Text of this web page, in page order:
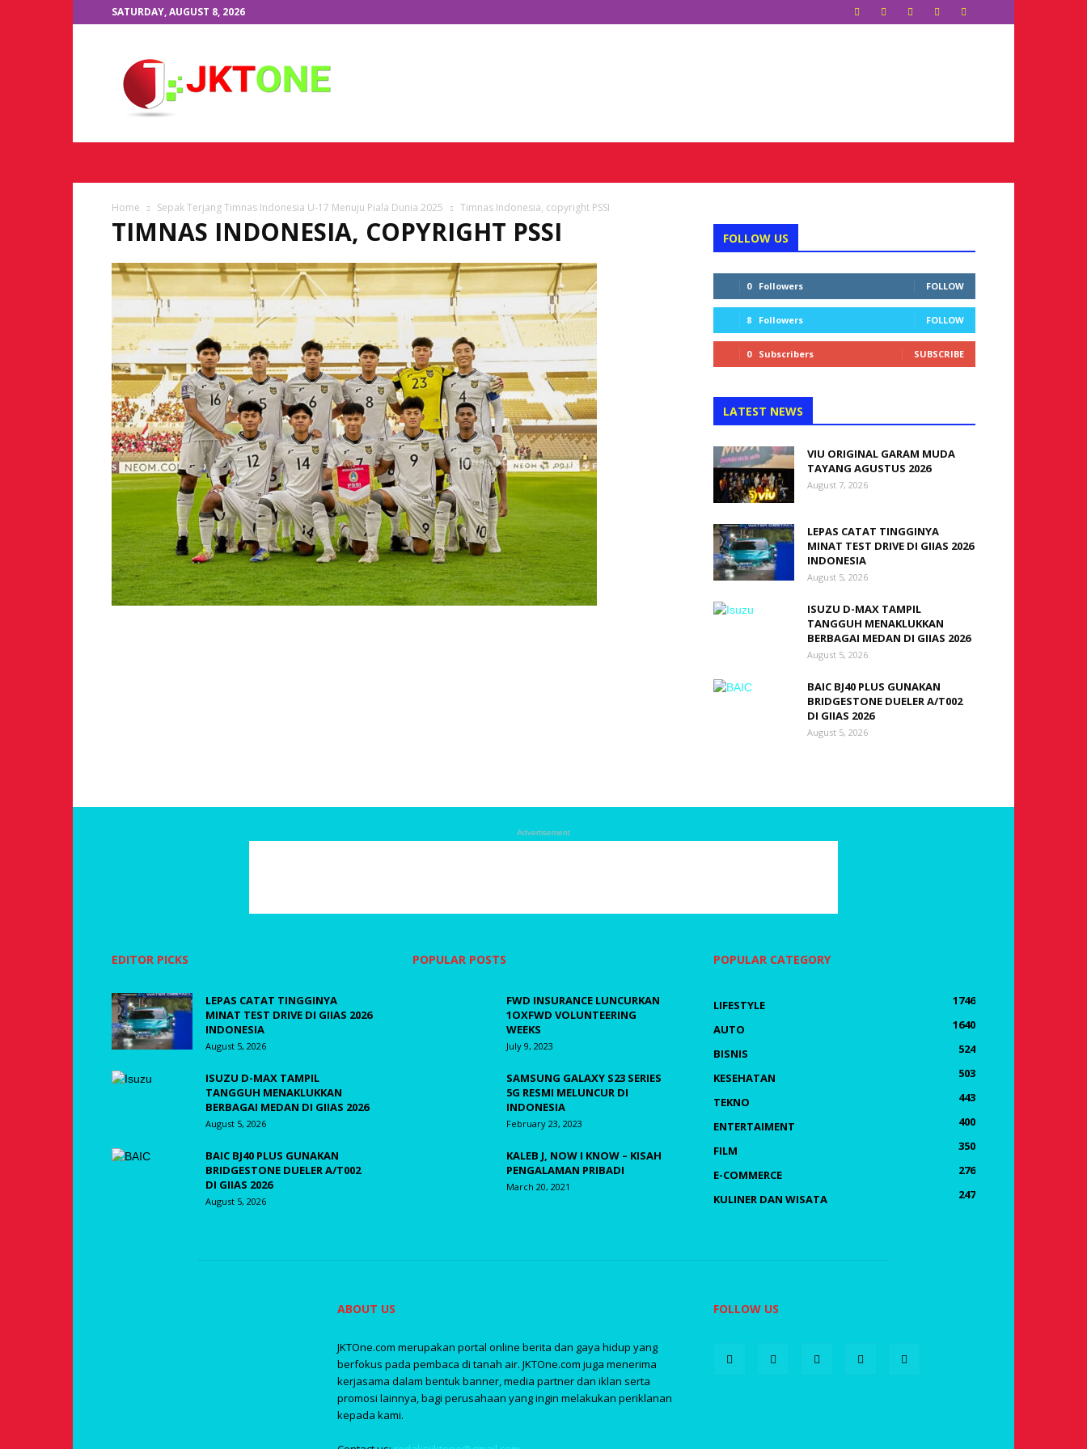
SATURDAY, AUGUST 8, 2026
Home Sepak Terjang Timnas Indonesia U-17 Menuju Piala Dunia 2025 Timnas Indonesia, copyright PSSI
TIMNAS INDONESIA, COPYRIGHT PSSI FOLLOW US
0 Followers FOLLOW
8 Followers FOLLOW
0 Subscribers SUBSCRIBE
LATEST NEWS
VIU ORIGINAL GARAM MUDA
TAYANG AGUSTUS 2026
August 7, 2026
LEPAS CATAT TINGGINYA
MINAT TEST DRIVE DI GIIAS 2026
INDONESIA
August 5, 2026
ISUZU D-MAX TAMPIL
TANGGUH MENAKLUKKAN
BERBAGAI MEDAN DI GIIAS 2026
August 5, 2026
BAIC BJ40 PLUS GUNAKAN
BRIDGESTONE DUELER A/T002
DI GIIAS 2026
August 5, 2026
Advertisement
EDITOR PICKS
LEPAS CATAT TINGGINYA
MINAT TEST DRIVE DI GIIAS 2026
INDONESIA
August 5, 2026
ISUZU D-MAX TAMPIL
TANGGUH MENAKLUKKAN
BERBAGAI MEDAN DI GIIAS 2026
August 5, 2026
BAIC BJ40 PLUS GUNAKAN
BRIDGESTONE DUELER A/T002
DI GIIAS 2026
August 5, 2026
POPULAR POSTS
FWD INSURANCE LUNCURKAN
1OXFWD VOLUNTEERING
WEEKS
July 9, 2023
SAMSUNG GALAXY S23 SERIES
5G RESMI MELUNCUR DI
INDONESIA
February 23, 2023
KALEB J, NOW I KNOW – KISAH
PENGALAMAN PRIBADI
March 20, 2021
POPULAR CATEGORY
LIFESTYLE
1746
AUTO
1640
BISNIS
524
KESEHATAN
503
TEKNO
443
ENTERTAIMENT
400
FILM
350
E-COMMERCE
276
KULINER DAN WISATA
247
ABOUT US
JKTOne.com merupakan portal online berita dan gaya hidup yang
berfokus pada pembaca di tanah air. JKTOne.com juga menerima
kerjasama dalam bentuk banner, media partner dan iklan serta
promosi lainnya, bagi perusahaan yang ingin melakukan periklanan
kepada kami.
FOLLOW US